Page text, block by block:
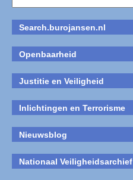
Search.burojansen.nl
Openbaarheid
Justitie en Veiligheid
Inlichtingen en Terrorisme
Nieuwsblog
Nationaal Veiligheidsarchief